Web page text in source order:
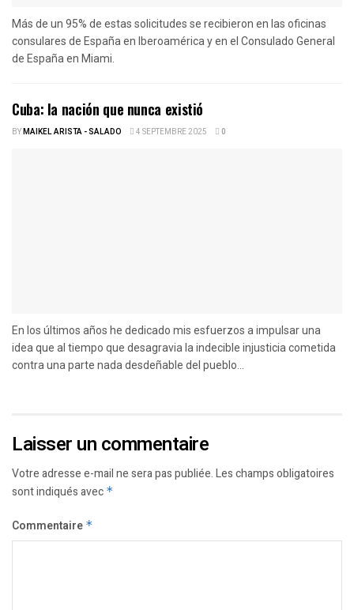
Más de un 95% de estas solicitudes se recibieron en las oficinas
consulares de España en Iberoamérica y en el Consulado General
de España en Miami.
Cuba: la nación que nunca existió
BYMAIKEL ARISTA - SALADO 4 SEPTEMBRE 2025 0
En los últimos años he dedicado mis esfuerzos a impulsar una
idea que al tiempo que desagravia la indecible injusticia cometida
contra una parte nada desdeñable del pueblo...
Laisser un commentaire
Votre adresse e-mail ne sera pas publiée.Les champs obligatoires
sont indiqués avec *
Commentaire *